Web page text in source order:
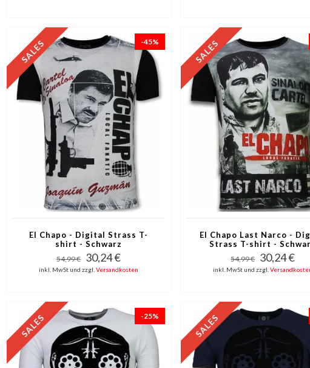
-45%
El Chapo - Digital Strass T-
shirt - Schwarz
54,99 € 30,24 €
inkl. MwSt und zzgl.Versandkosten
El Chapo Last Narco -
Strass T-shirt -
54,99 € 30,24 €
inkl. MwSt und zzgl.
-25%